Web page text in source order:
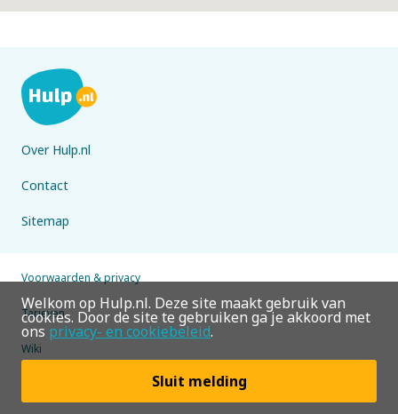
Over Hulp.nl
Contact
Sitemap
Voorwaarden & privacy
Tarieven
Wiki
Welkom op Hulp.nl. Deze site maakt gebruik van
cookies. Door de site te gebruiken ga je akkoord met
ons privacy- en cookiebeleid.
Sluit melding